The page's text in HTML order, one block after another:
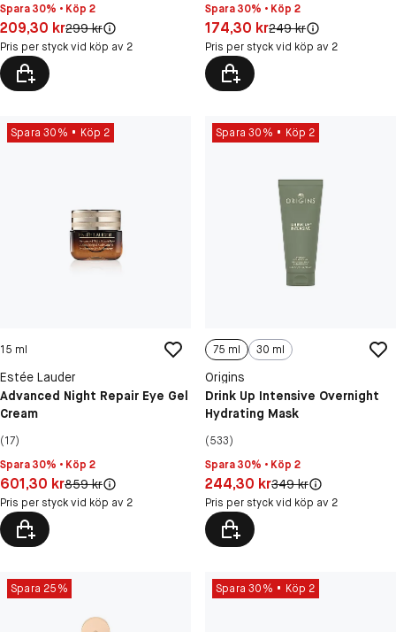
Spara 30% • Köp 2
Pris: 209,30 kr
209,30 krOriginal pris:
299 kr
Pris per styck vid köp av 2
Spara 30% • Köp 2
Pris: 174,30 kr
174,30 krOriginal pris:
249 kr
Pris per styck vid köp av 2
Spara 30% Köp 2
15 ml
Estée Lauder
Advanced Night Repair Eye Gel
Cream
(17)
Spara 30% • Köp 2
Pris: 601,30 kr
601,30 krOriginal pris:
859 kr
Pris per styck vid köp av 2
Spara 30% Köp 2
75 ml 30 ml
Origins
Drink Up Intensive Overnight
Hydrating Mask
(533)
Spara 30% • Köp 2
Pris: 244,30 kr
244,30 krOriginal pris:
349 kr
Pris per styck vid köp av 2
Spara 25% Spara 30% Köp 2